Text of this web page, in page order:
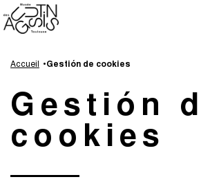
Panel de gestión de cookies
au
principal
à
navigation
Accueil Gestión de cookies
Gestión
cookies